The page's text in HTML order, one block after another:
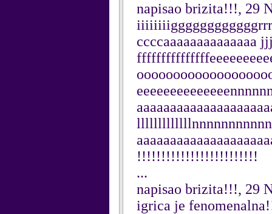
napisao brizita!!!, 29
ccccaaaaaaaaaaaaaa
!!!!!!!!!!!!!!!!!!!!!!!!!
...
napisao brizita!!!, 29
igrica je